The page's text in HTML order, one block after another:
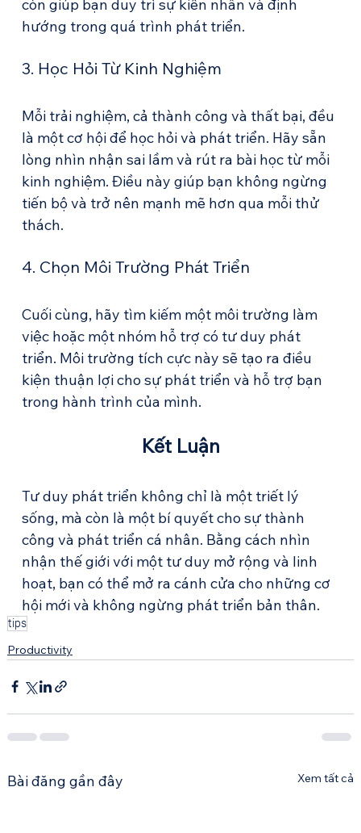
còn giúp bạn duy trì sự kiên nhẫn và định
hướng trong quá trình phát triển.
3. Học Hỏi Từ Kinh Nghiệm
Mỗi trải nghiệm, cả thành công và thất bại, đều
là một cơ hội để học hỏi và phát triển. Hãy sẵn
lòng nhìn nhận sai lầm và rút ra bài học từ mỗi
kinh nghiệm. Điều này giúp bạn không ngừng
tiến bộ và trở nên mạnh mẽ hơn qua mỗi thử
thách.
4. Chọn Môi Trường Phát Triển
Cuối cùng, hãy tìm kiếm một môi trường làm
việc hoặc một nhóm hỗ trợ có tư duy phát
triển. Môi trường tích cực này sẽ tạo ra điều
kiện thuận lợi cho sự phát triển và hỗ trợ bạn
trong hành trình của mình.
Kết Luận
Tư duy phát triển không chỉ là một triết lý
sống, mà còn là một bí quyết cho sự thành
công và phát triển cá nhân. Bằng cách nhìn
nhận thế giới với một tư duy mở rộng và linh
hoạt, bạn có thể mở ra cánh cửa cho những cơ
hội mới và không ngừng phát triển bản thân.
tips
Productivity
Bài đăng gần đây Xem tất cả